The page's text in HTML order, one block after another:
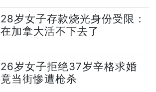
28岁女子存款烧光身份受限：
在加拿大活不下去了
26岁女子拒绝37岁辛格求婚
竟当街惨遭枪杀